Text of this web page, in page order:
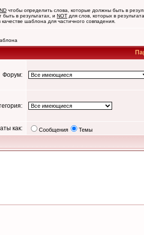
чтобы определить слова, которые должны быть в
быть в результатах, и NOT для слов, которых в
шаблона для частичного совпадения.
Форум:
как: Сообщения Темы